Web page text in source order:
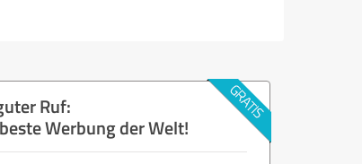
Ruf:
Werbung der Welt!